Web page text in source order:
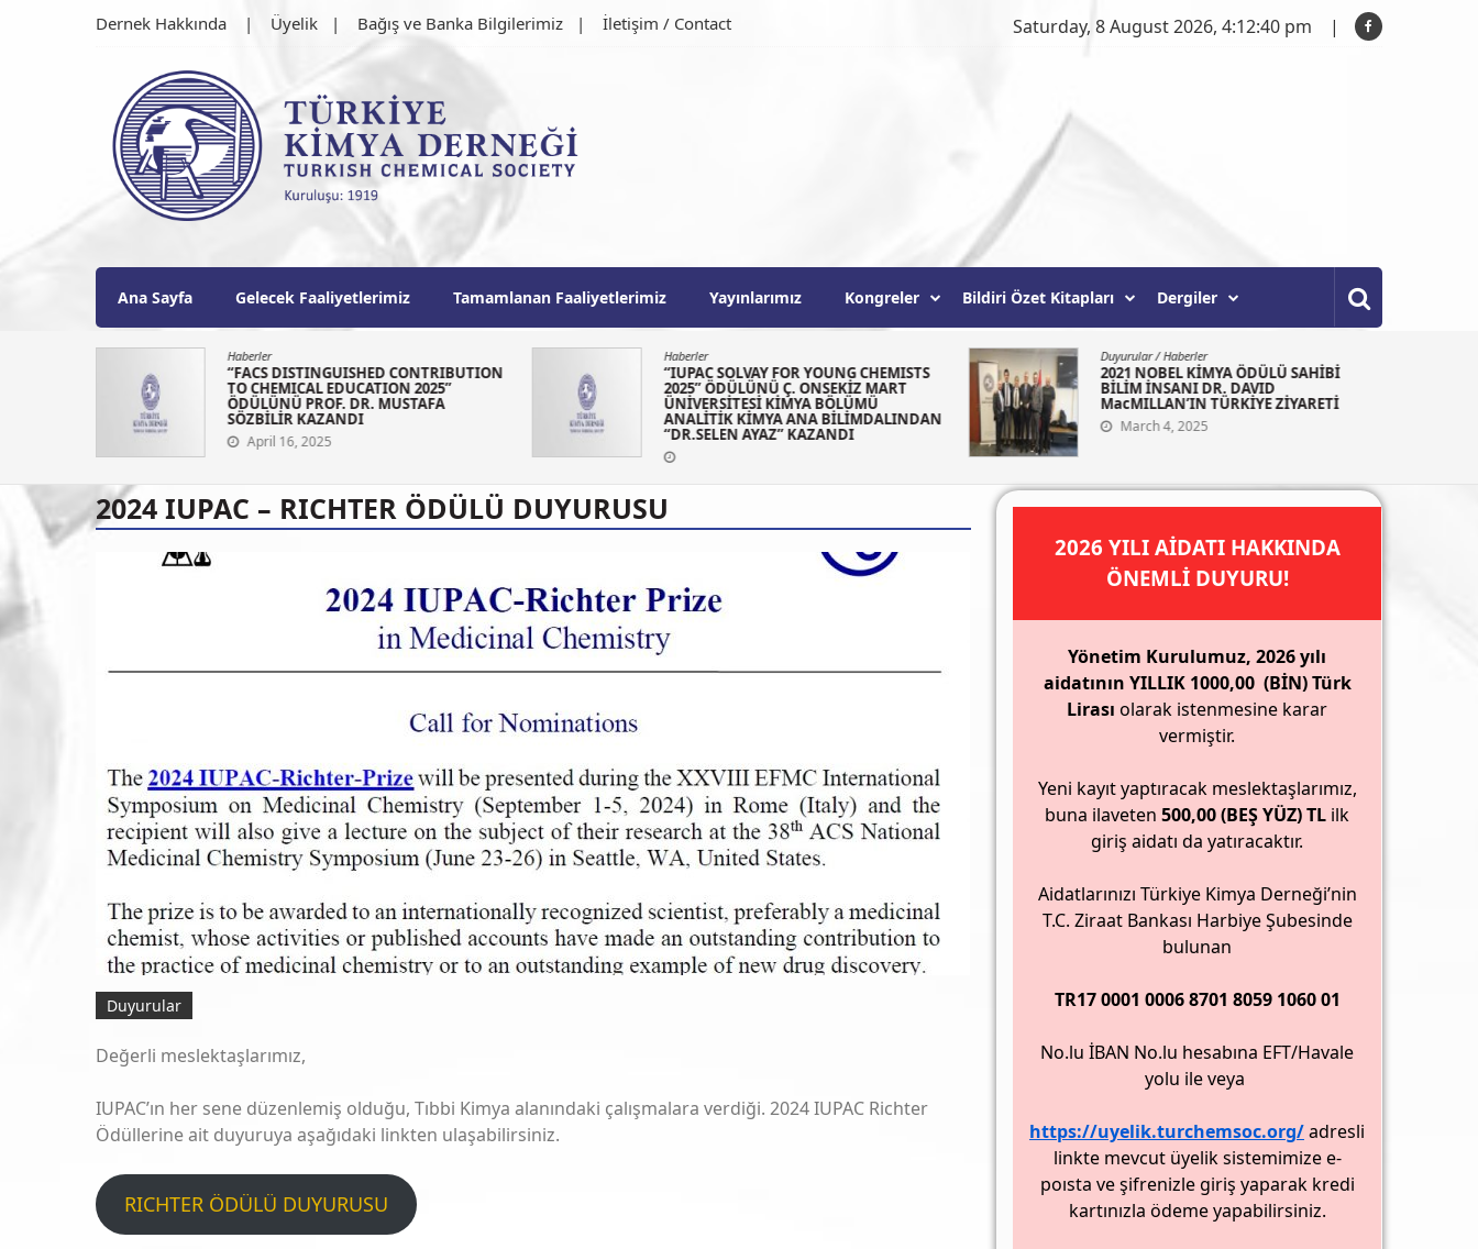
Dernek Hakkında Üyelik Bağış ve Banka Bilgilerimiz İletişim / Contact Saturday, 8 August 2026, 4:12:41 pm
Türkiye Kimya Derneği
Ana Sayfa Gelecek Faaliyetlerimiz Tamamlanan Faaliyetlerimiz Yayınlarımız Kongreler Bildiri Özet Kitapları Dergiler
Haberler
“FACS DISTINGUISHED CONTRIBUTION
TO CHEMICAL EDUCATION 2025”
ÖDÜLÜNÜ PROF. DR. MUSTAFA
SÖZBİLİR KAZANDI
April 16, 2025
Haberler
“IUPAC SOLVAY FOR YOUNG CHEMISTS
2025” ÖDÜLÜNÜ Ç. ONSEKİZ MART
ÜNİVERSİTESİ KİMYA BÖLÜMÜ
ANALİTİK KİMYA ANA BİLİMDALINDAN
“DR.SELEN AYAZ” KAZANDI
Duyurular/Haberler
2021 NOBEL KİMYA ÖDÜLÜ SAHİBİ
BİLİM İNSANI DR. DAVID
MacMILLAN’IN TÜRKİYE ZİYARETİ
March 4, 2025
2024 IUPAC – RICHTER ÖDÜLÜ DUYURUSU
Duyurular
Değerli meslektaşlarımız,
IUPAC’ın her sene düzenlemiş olduğu, Tıbbi Kimya alanındaki çalışmalara verdiği. 2024 IUPAC Richter
Ödüllerine ait duyuruya aşağıdaki linkten ulaşabilirsiniz.
RICHTER ÖDÜLÜ DUYURUSU
2026 YILI AİDATI HAKKINDA
ÖNEMLİ DUYURU!
Yönetim Kurulumuz, 2026 yılı
aidatının YILLIK 1000,00 (BİN) Türk
Lirası olarak istenmesine karar
vermiştir.
Yeni kayıt yaptıracak meslektaşlarımız,
buna ilaveten 500,00 (BEŞ YÜZ) TL ilk
giriş aidatı da yatıracaktır.
Aidatlarınızı Türkiye Kimya Derneği’nin
T.C. Ziraat Bankası Harbiye Şubesinde
bulunan
TR17 0001 0006 8701 8059 1060 01
No.lu İBAN No.lu hesabına EFT/Havale
yolu ile veya
https://uyelik.turchemsoc.org/adresli
linkte mevcut üyelik sistemimize e-
poısta ve şifrenizle giriş yaparak kredi
kartınızla ödeme yapabilirsiniz.